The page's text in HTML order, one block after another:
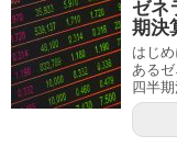
ゼネ
期決
はじ
ある
四半